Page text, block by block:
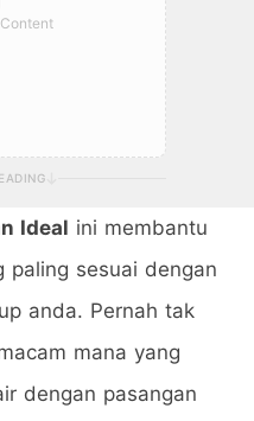
Ideal ini membantu
paling sesuai dengan
anda. Pernah tak
mana yang
dengan pasangan